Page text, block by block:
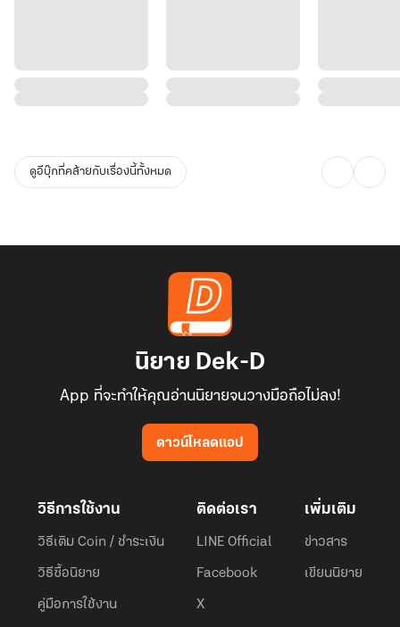
ดูอีบุ๊กที่คล้ายกับเรื่องนี้ทั้งหมด
นิยาย Dek-D
App ที่จะทำให้คุณอ่านนิยายจนวางมือถือไม่ลง!
ดาวน์โหลดแอป
วิธีการใช้งาน
วิธีเติม Coin / ชำระเงิน
วิธีซื้อนิยาย
คู่มือการใช้งาน
ติดต่อเรา
LINE Official
Facebook
X
เพิ่มเติม
ข่าวสาร
เขียนนิยาย